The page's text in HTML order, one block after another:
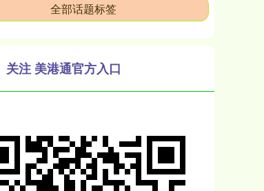
全部话题标签
关注 美港通官方入口